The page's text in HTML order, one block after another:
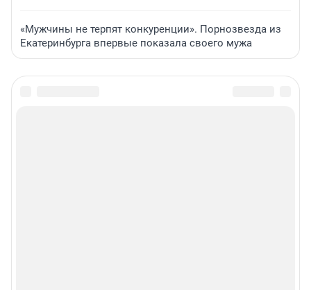
«Мужчины не терпят конкуренции». Порнозвезда из
Екатеринбурга впервые показала своего мужа